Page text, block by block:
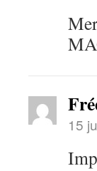
15